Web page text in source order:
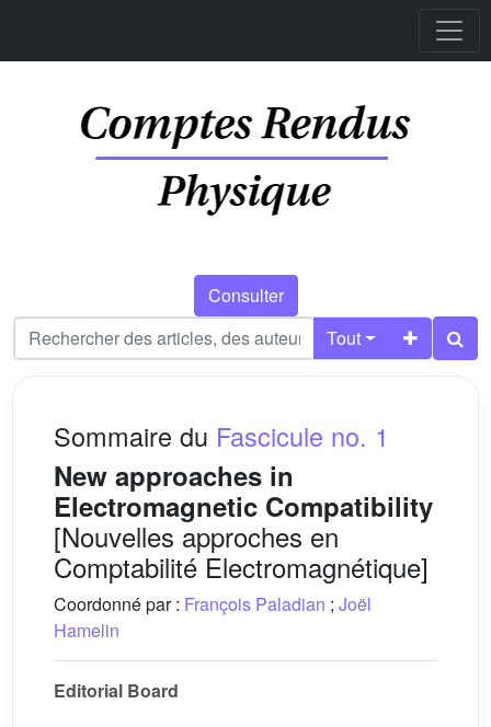
Consulter
Tout
Sommaire du Fascicule no. 1
New approaches in
Electromagnetic Compatibility
[Nouvelles approches en
Comptabilité Electromagnétique]
Coordonné par : François Paladian ; Joël
Hamelin
Editorial Board